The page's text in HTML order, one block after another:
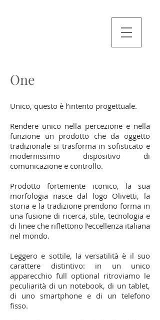
One
Unico, questo è l’intento progettuale.
Rendere unico nella percezione e nella
funzione un prodotto che da oggetto
tradizionale si trasforma in sofisticato e
modernissimo dispositivo di
comunicazione e controllo.
Prodotto fortemente iconico, la sua
morfologia nasce dal logo Olivetti, la
storia e la tradizione prendono forma in
una fusione di ricerca, stile, tecnologia e
di linee che riflettono l’eccellenza italiana
nel mondo.
Leggero e sottile, la versatilità è il suo
carattere distintivo: in un unico
apparecchio full optional ritroviamo le
peculiarità di un notebook, di un tablet,
di uno smartphone e di un telefono
fisso.